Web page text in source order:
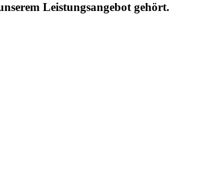
Leistungsangebot gehört.